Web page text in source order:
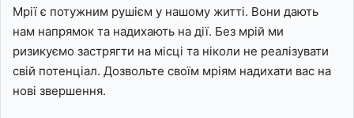
Мрії є потужним рушієм у нашому житті. Вони дають
нам напрямок та надихають на дії. Без мрій ми
ризикуємо застрягти на місці та ніколи не реалізувати
свій потенціал. Дозвольте своїм мріям надихати вас на
нові звершення.